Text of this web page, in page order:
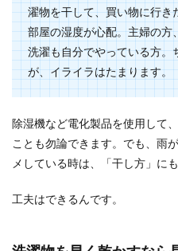
洗濯物
ぐ洗い
き臭が気に
臭いの生...
濯物を干して、買い物に行き
部屋の湿度が心配。主婦の方
洗濯も自分でやっている方。
が、イライラはたまります。
除湿機など電化製品を使用して
ことも勿論できます。でも、雨
メしている時は、「干し方」に
工夫はできるんです。